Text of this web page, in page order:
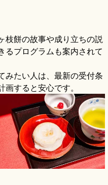
枝餅の故事や成り立ちの説
るプログラムも案内されて
みたい人は、最新の受付条
すると安心です。